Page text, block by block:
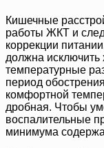
Кишечные
работы ЖКТ и
коррекции
должна исключить
температурные
период
комфортной
дробная. Чтобы
воспалительные
минимума